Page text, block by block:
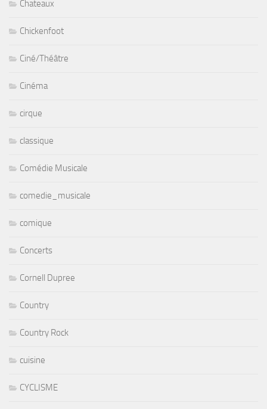
Chateaux
Chickenfoot
Ciné/Théâtre
Cinéma
cirque
classique
Comédie Musicale
comedie_musicale
comique
Concerts
Cornell Dupree
Country
Country Rock
cuisine
CYCLISME